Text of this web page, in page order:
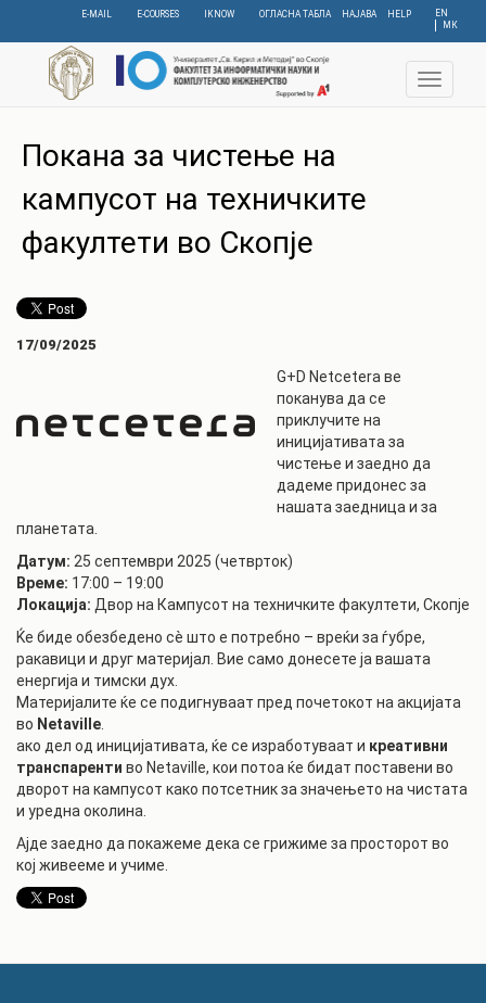
content
EN
МК
E-MAIL E-COURSES IKNOW ОГЛАСНА ТАБЛА НАЈАВА HELP
Toggle
Покана за чистење на
кампусот на техничките
факултети во Скопје
17/09/2025
G+D Netcetera ве
поканува да се
приклучите на
иницијативата за
чистење и заедно да
дадеме придонес за
нашата заедница и за
планетата.
Датум: 25 септември 2025 (четврток)
Време: 17:00 – 19:00
Локација: Двор на Кампусот на техничките факултети, Скопје
Ќе биде обезбедено сè што е потребно – вреќи за ѓубре,
ракавици и друг материјал. Вие само донесете ја вашата
енергија и тимски дух.
Материјалите ќе се подигнуваат пред почетокот на акцијата
во Netaville
ако дел од иницијативата, ќе се изработуваат и креативни
транспаренти во Netaville, кои потоа ќе бидат поставени во
дворот на кампусот како потсетник за значењето на чистата
и уредна околина.
Ајде заедно да покажеме дека се грижиме за просторот во
кој живееме и учиме.